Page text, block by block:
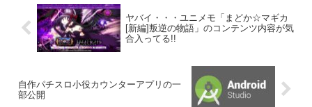
ヤバイ・・・ユニメモ「まどか☆マギカ
[新編]叛逆の物語」のコンテンツ内容が気
合入ってる!!
自作パチスロ小役カウンターアプリの一
部公開